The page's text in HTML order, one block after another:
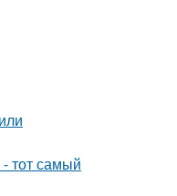
тот самый